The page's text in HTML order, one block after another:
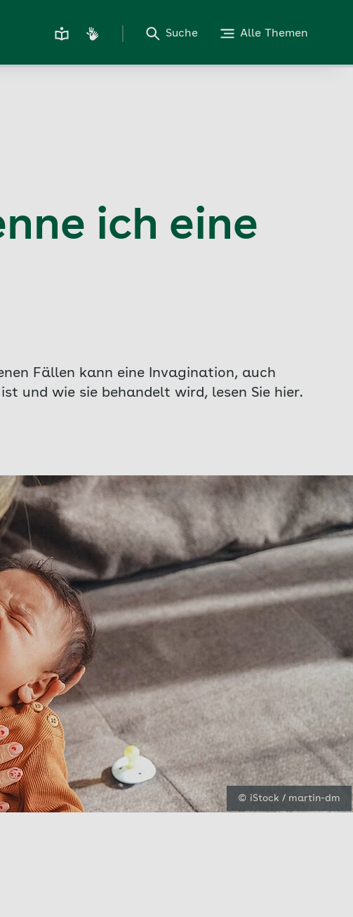
Suche Alle Themen
ich eine
Fällen kann eine Invagination, auch
und wie sie behandelt wird, lesen Sie hier.
© iStock / martin-dm